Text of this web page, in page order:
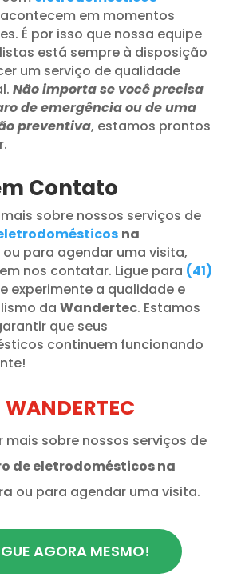
em momentos
É por isso que nossa equipe
está sempre à disposição
um serviço de qualidade
Não importa se você precisa
de emergência ou de uma
preventiva, estamos prontos
Contato
sobre nossos serviços de
na
ou para agendar uma visita,
nos contatar. Ligue para (41)
e experimente a qualidade e
da Wandertec. Estamos
que seus
continuem funcionando
WANDERTEC
mais sobre nossos serviços de
de eletrodomésticos na
ou para agendar uma visita.
AGORA MESMO!